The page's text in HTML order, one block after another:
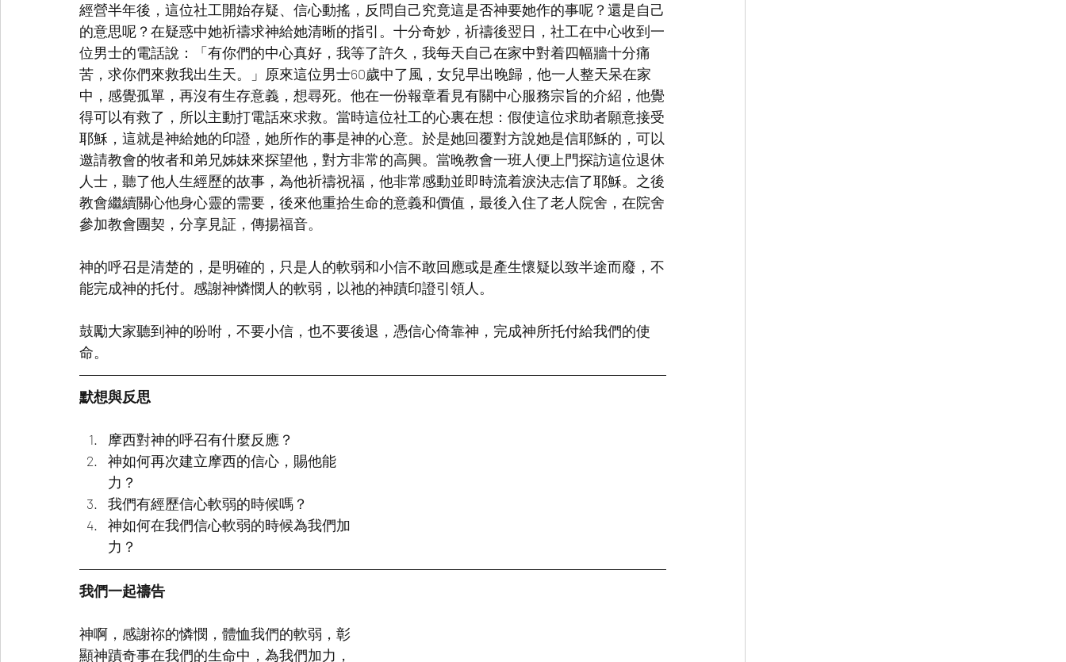
經營半年後，這位社工開始存疑、信心動搖，反問自己究竟這是否神要她作的事呢？還是自己
的意思呢？在疑惑中她祈禱求神給她清晰的指引。十分奇妙，祈禱後翌日，社工在中心收到一
位男士的電話說：「有你們的中心真好，我等了許久，我每天自己在家中對着四幅牆十分痛
苦，求你們來救我出生天。」原來這位男士60歲中了風，女兒早出晚歸，他一人整天呆在家
中，感覺孤單，再沒有生存意義，想尋死。他在一份報章看見有關中心服務宗旨的介紹，他覺
得可以有救了，所以主動打電話來求救。當時這位社工的心裏在想：假使這位求助者願意接受
耶穌，這就是神給她的印證，她所作的事是神的心意。於是她回覆對方說她是信耶穌的，可以
邀請教會的牧者和弟兄姊妹來探望他，對方非常的高興。當晚教會一班人便上門探訪這位退休
人士，聽了他人生經歷的故事，為他祈禱祝福，他非常感動並即時流着淚決志信了耶穌。之後
教會繼續關心他身心靈的需要，後來他重拾生命的意義和價值，最後入住了老人院舍，在院舍
參加教會團契，分享見証，傳揚福音。
神的呼召是清楚的，是明確的，只是人的軟弱和小信不敢回應或是產生懷疑以致半途而廢，不
能完成神的托付。感謝神憐憫人的軟弱，以祂的神蹟印證引領人。
鼓勵大家聽到神的吩咐，不要小信，也不要後退，憑信心倚靠神，完成神所托付給我們的使
命。
默想與反思
摩西對神的呼召有什麼反應？
神如何再次建立摩西的信心，賜他能
力？
我們有經歷信心軟弱的時候嗎？
神如何在我們信心軟弱的時候為我們加
力？
我們一起禱告
神啊，感謝祢的憐憫，體恤我們的軟弱，彰
顯神蹟奇事在我們的生命中，為我們加力，